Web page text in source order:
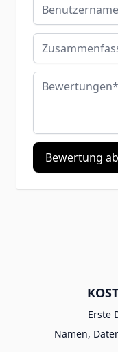
Bewertungen
Bewertung
Erste
Namen,